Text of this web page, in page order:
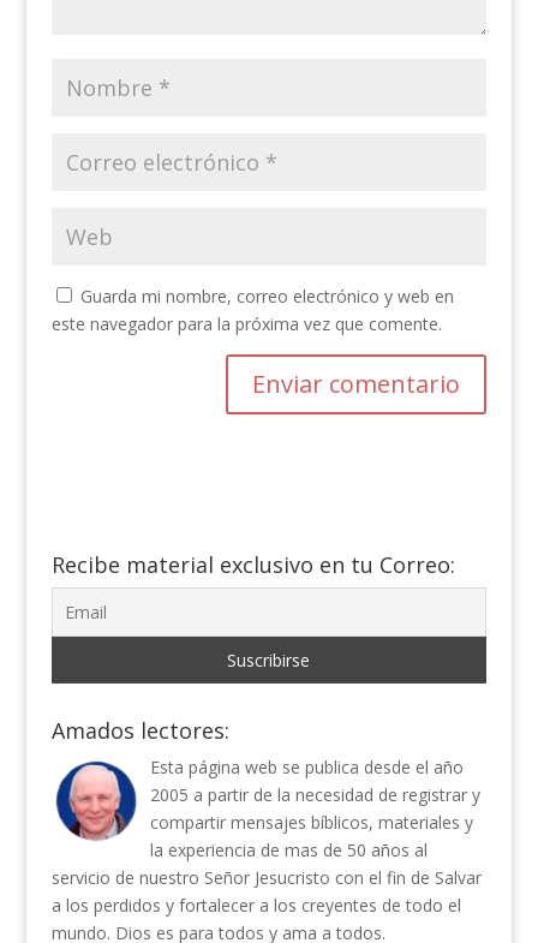
Guarda mi nombre, correo electrónico y web en
este navegador para la próxima vez que comente.
Recibe material exclusivo en tu Correo:
Amados lectores:
Esta página web se publica desde el año
2005 a partir de la necesidad de registrar y
compartir mensajes bíblicos, materiales y
la experiencia de mas de 50 años al
servicio de nuestro Señor Jesucristo con el fin de Salvar
a los perdidos y fortalecer a los creyentes de todo el
mundo. Dios es para todos y ama a todos.